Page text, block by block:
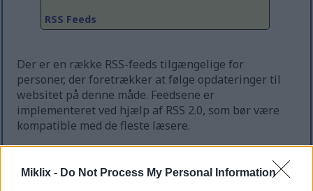
Miklix - Do Not Process My Personal Information
RSS Feeds
Der er en række RSS-feeds tilgængelige for
personer, der foretrækker at følge opdateringer til
websitet på denne måde. Feedsene er
implementeret ved hjælp af RSS 2.0, som bør være
kompatible med de fleste læsere.
Hvis du bruger en browser, der understøtter RSS-
feed auto-opdagelse, bør du blive notificeret om
relevante feeds for hver side, du ser, men ellers kan